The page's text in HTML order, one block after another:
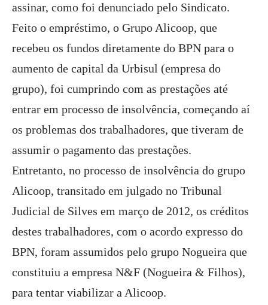
assinar, como foi denunciado pelo Sindicato.
Feito o empréstimo, o Grupo Alicoop, que
recebeu os fundos diretamente do BPN para o
aumento de capital da Urbisul (empresa do
grupo), foi cumprindo com as prestações até
entrar em processo de insolvência, começando aí
os problemas dos trabalhadores, que tiveram de
assumir o pagamento das prestações.
Entretanto, no processo de insolvência do grupo
Alicoop, transitado em julgado no Tribunal
Judicial de Silves em março de 2012, os créditos
destes trabalhadores, com o acordo expresso do
BPN, foram assumidos pelo grupo Nogueira que
constituiu a empresa N&F (Nogueira & Filhos),
para tentar viabilizar a Alicoop.